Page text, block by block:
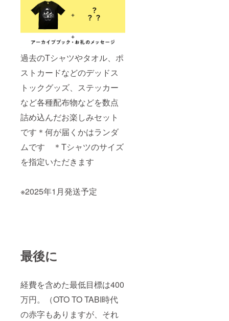
過去のTシャツやタオル、ポ
ストカードなどのデッドス
トックグッズ、ステッカー
など各種配布物などを数点
詰め込んだお楽しみセット
です＊何が届くかはランダ
ムです ＊Tシャツのサイズ
を指定いただきます
※2025年1月発送予定
最後に
経費を含めた最低目標は400
万円。（OTO TO TABI時代
の赤字もありますが、それ